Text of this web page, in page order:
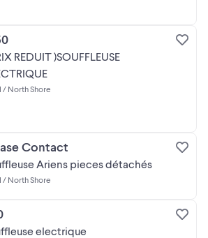
REDUIT )SOUFFLEUSE
/ North Shore
Contact
Ariens pieces détachés
/ North Shore
electrique